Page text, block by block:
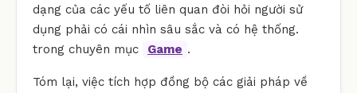
dạng của các yếu tố liên quan đòi hỏi người sử
dụng phải có cái nhìn sâu sắc và có hệ thống.
trong chuyên mục
Game .
Tóm lại, việc tích hợp đồng bộ các giải pháp về